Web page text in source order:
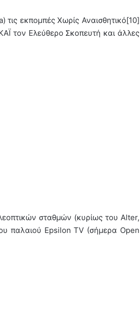
τις εκπομπές Χωρίς Αναισθητικό[10]
τον Ελεύθερο Σκοπευτή και άλλες
σταθμών (κυρίως του Alter,
παλαιού Epsilon TV (σήμερα Open